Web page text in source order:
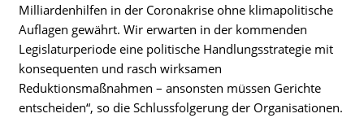
Milliardenhilfen in der Coronakrise ohne klimapolitische
Auflagen gewährt. Wir erwarten in der kommenden
Legislaturperiode eine politische Handlungsstrategie mit
konsequenten und rasch wirksamen
Reduktionsmaßnahmen – ansonsten müssen Gerichte
entscheiden“, so die Schlussfolgerung der Organisationen.